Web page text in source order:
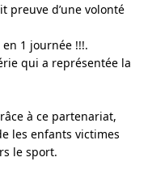
preuve d’une volonté
1 journée !!!.
qui a représentée la
à ce partenariat,
les enfants victimes
le sport.